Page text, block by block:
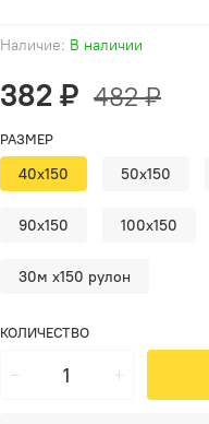
Наличие: В наличии
382 ₽ 482 ₽
КОЛИЧЕСТВО
РАЗМЕР
40x150 50x150
90x150 100x150
30м х150 рулон